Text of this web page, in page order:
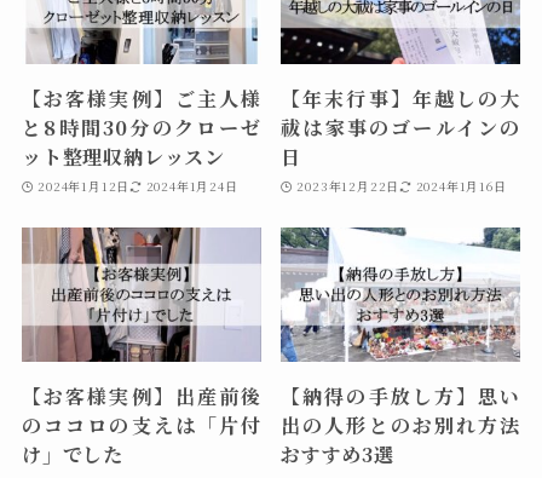
【お客様実例】ご主人様
と8時間30分のクローゼ
ット整理収納レッスン
2024年1月12日 2024年1月24日
【年末行事】年越しの大
祓は家事のゴールインの
日
2023年12月22日 2024年1月16日
【お客様実例】出産前後
のココロの支えは「片付
け」でした
【納得の手放し方】思い
出の人形とのお別れ方法
おすすめ3選